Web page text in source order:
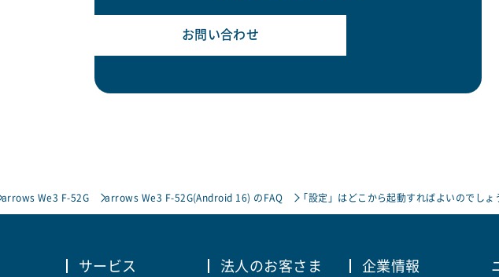
お問い合わせ
arrows We3 F-52G arrows We3 F-52G(Android 16) のFAQ 「設定」はどこから起動すればよいのでしょ
サービス 法人のお客さま 企業情報